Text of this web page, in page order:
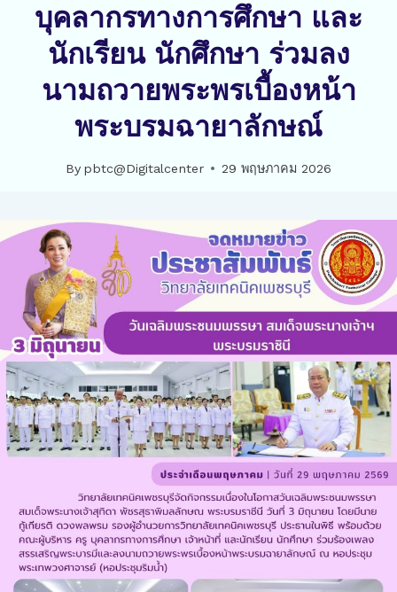
บุคลากรทางการศึกษา และ
นักเรียน นักศึกษา ร่วมลง
นามถวายพระพรเบื้องหน้า
พระบรมฉายาลักษณ์
By pbtc@Digitalcenter 29 พฤษภาคม 2026